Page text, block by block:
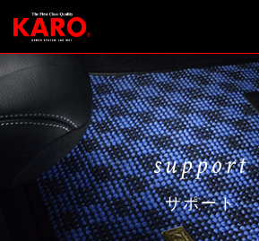
support
サポート